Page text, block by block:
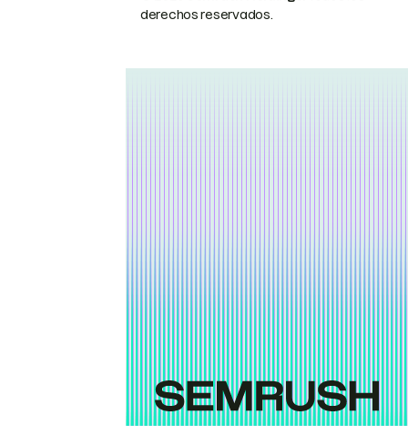
derechos reservados.